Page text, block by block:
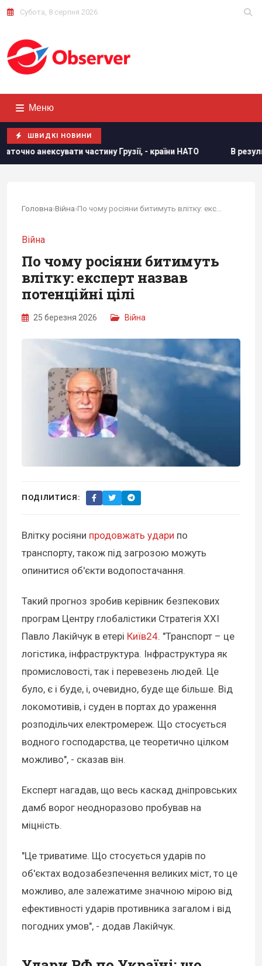
Субота, 8 серпня 2026
Меню
ШВИДКІ НОВИНИ
Грузії, - країни НАТО В результаті атаки РФ
Головна›Війна›
Війна
По чому росіяни битимуть
влітку: експерт назвав
потенційні цілі
25 березня 2026 Війна
ПОДІЛИТИСЯ:
Влітку росіяни продовжать удари по
транспорту, також під загрозою можуть
опинитися об'єкти водопостачання.
Такий прогноз зробив керівник безпекових
програм Центру глобалістики Стратегія ХХІ
Павло Лакійчук в етері Київ24. "Транспорт – це
логістика, інфраструктура. Інфраструктура як
промисловості, так і перевезень людей. Це
було, є і буде, і, очевидно, буде ще більше. Від
локомотивів, і суден в портах до ураження
розподільчих електромереж. Що стосується
водного господарства, це теоретично цілком
можливо", - сказав він.
Експерт нагадав, що весь каскад дніпровських
дамб ворог неодноразово пробував на
міцність.
"Це триватиме. Що стосується ударів по
об'єктах водозабезпечення великих міст, то це
можливо, але залежатиме значною мірою від
ефективності ударів противника загалом і від
погодних умов", - додав Лакійчук.